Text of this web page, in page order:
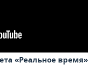
«Реальное время»